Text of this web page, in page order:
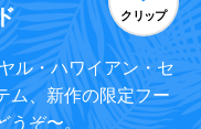
クリップ
ル・ハワイアン・セ
ム、新作の限定フー
ぞ〜。